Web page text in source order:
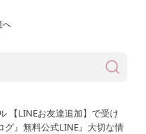
へ
【LINEお友達追加】で受け
』無料公式LINE』大切な情